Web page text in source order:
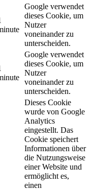
Google verwendet
dieses Cookie, um
Nutzer
voneinander zu
unterscheiden.
Google verwendet
dieses Cookie, um
Nutzer
voneinander zu
unterscheiden.
Dieses Cookie
wurde von Google
Analytics
eingestellt. Das
Cookie speichert
Informationen über
die Nutzungsweise
einer Website und
ermöglicht es,
einen